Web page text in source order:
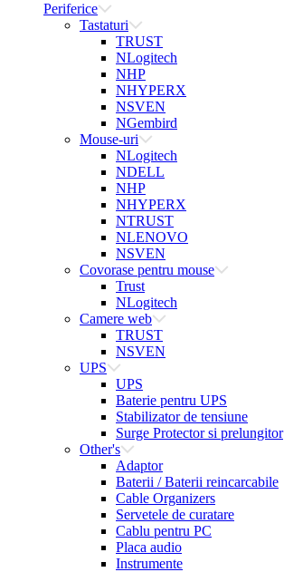
Periferice
Tastaturi
TRUST
NLogitech
NHP
NHYPERX
NSVEN
NGembird
Mouse-uri
NLogitech
NDELL
NHP
NHYPERX
NTRUST
NLENOVO
NSVEN
Covorase pentru mouse
Trust
NLogitech
Camere web
TRUST
NSVEN
UPS
UPS
Baterie pentru UPS
Stabilizator de tensiune
Surge Protector si prelungitor
Other's
Adaptor
Baterii / Baterii reincarcabile
Cable Organizers
Servetele de curatare
Cablu pentru PC
Placa audio
Instrumente